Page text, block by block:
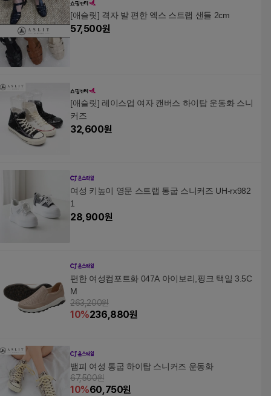
[애슬릿] 격자 발 편한 엑스 스트랩 샌들 2cm
57,500원
[애슬릿] 레이스업 여자 캔버스 하이탑 운동화 스니
커즈
32,600원
여성 키높이 영문 스트랩 통굽 스니커즈 UH-rx982
1
28,900원
편한 여성컴포트화 047A 아이보리,핑크 택일 3.5C
M
263,200원
10%236,880원
뱀피 여성 통굽 하이탑 스니커즈 운동화
67,500원
10%60,750원